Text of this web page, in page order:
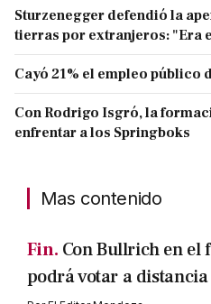
Sturzenegger defendió la
tierras por extranjeros: "Era
Cayó 21% el empleo público
Con Rodrigo Isgró, la
enfrentar a los Springboks
Mas contenido
Fin. Con Bullrich en el
podrá votar a distancia